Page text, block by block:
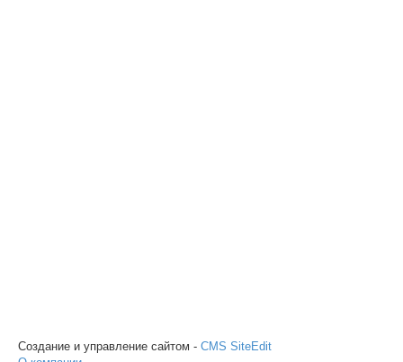
Создание и управление сайтом - CMS SiteEdit